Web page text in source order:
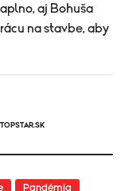
aj Bohuša
na stavbe, aby
Pandémia